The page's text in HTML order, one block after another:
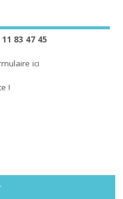
11 83 47 45
ici
!